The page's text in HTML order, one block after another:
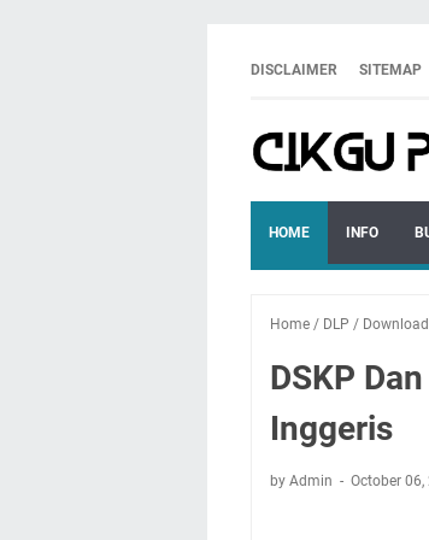
DISCLAIMER SITEMAP
HOME INFO
Home / DLP / Download
DSKP
Inggeris
by Admin October 06,